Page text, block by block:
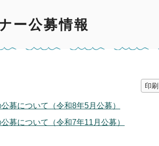
ー公募情報
印刷
募について（令和8年5月公募）
募について（令和7年11月公募）